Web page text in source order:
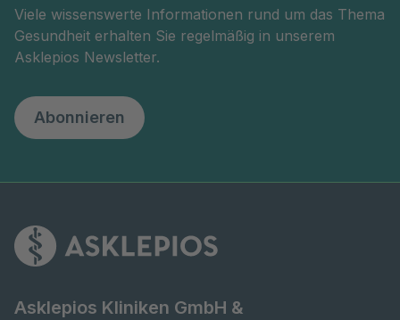
Viele wissenswerte Informationen rund um das Thema
Gesundheit erhalten Sie regelmäßig in unserem
Asklepios Newsletter.
Abonnieren
Asklepios Kliniken GmbH &